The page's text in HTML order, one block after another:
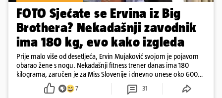
FOTO Sjećate se Ervina iz Big
Brothera? Nekadašnji zavodnik
ima 180 kg, evo kako izgleda
Prije malo više od desetljeća, Ervin Mujaković svojom je pojavom
obarao žene s nogu. Nekadašnji fitness trener danas ima 180
kilograma, zaručen je za Miss Slovenije i dnevno unese oko 6000
7 31